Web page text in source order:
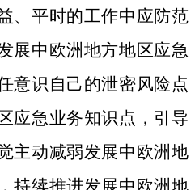
、平时的工作中应防范
展中欧洲地方地区应急
意识自己的泄密风险点
应急业务知识点，引导
主动减弱发展中欧洲地